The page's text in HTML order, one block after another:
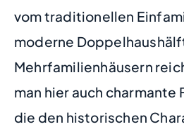
vom traditionellen
moderne
Mehrfamilienhäusern
man hier auch charmante
die den historischen